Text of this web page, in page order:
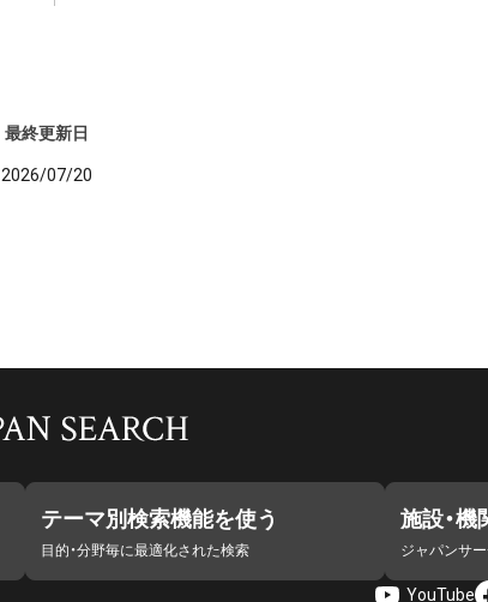
最終更新日
2026/07/20
テーマ別検索機能を使う
目的・分野毎に最適化された検索
施設・
ジャパンサ
YouTube